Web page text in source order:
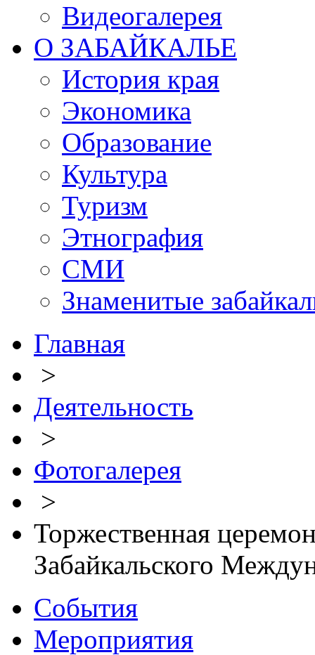
Видеогалерея
О ЗАБАЙКАЛЬЕ
История края
Экономика
Образование
Культура
Туризм
Этнография
СМИ
Знаменитые
Главная
>
Деятельность
>
Фотогалерея
>
Торжественная
Забайкальского
События
Мероприятия